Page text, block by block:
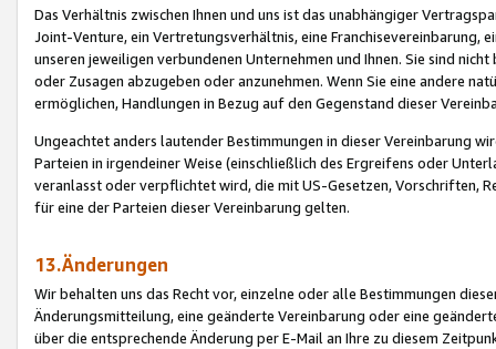
Das Verhältnis zwischen Ihnen und uns ist das unabhängiger
Joint-Venture, ein Vertretungsverhältnis, eine Franchisevereinbarung,
unseren jeweiligen verbundenen Unternehmen und Ihnen. Sie sind
oder Zusagen abzugeben oder anzunehmen. Wenn Sie eine andere
ermöglichen, Handlungen in Bezug auf den Gegenstand dieser
Ungeachtet anders lautender Bestimmungen in dieser Vereinbarung
Parteien in irgendeiner Weise (einschließlich des Ergreifens oder
veranlasst oder verpflichtet wird, die mit US-Gesetzen, Vorschriften,
für eine der Parteien dieser Vereinbarung gelten.
13.Änderungen
Wir behalten uns das Recht vor, einzelne oder alle Bestimmungen
Änderungsmitteilung, eine geänderte Vereinbarung oder eine
über die entsprechende Änderung per E-Mail an Ihre zu diesem